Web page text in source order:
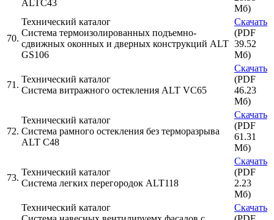
ALTC43
Мб)
70.
Технический каталог
Система термоизолированных подъемно-
сдвижных оконных и дверных конструкций ALT
GS106
Скачать
(PDF
39.52
Мб)
71.
Технический каталог
Система витражного остекления ALT VC65
Скачать
(PDF
46.23
Мб)
72.
Технический каталог
Система рамного остекления без терморазрыва
ALT C48
Скачать
(PDF
61.31
Мб)
73.
Технический каталог
Cистема легких перегородок ALT118
Скачать
(PDF
2.23
Мб)
Технический каталог
Скачать